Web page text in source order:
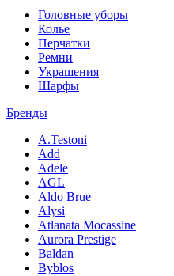
Головные уборы
Колье
Перчатки
Ремни
Украшения
Шарфы
Бренды
A.Testoni
Add
Adele
AGL
Aldo Brue
Alysi
Atlanata Mocassine
Aurora Prestige
Baldan
Byblos